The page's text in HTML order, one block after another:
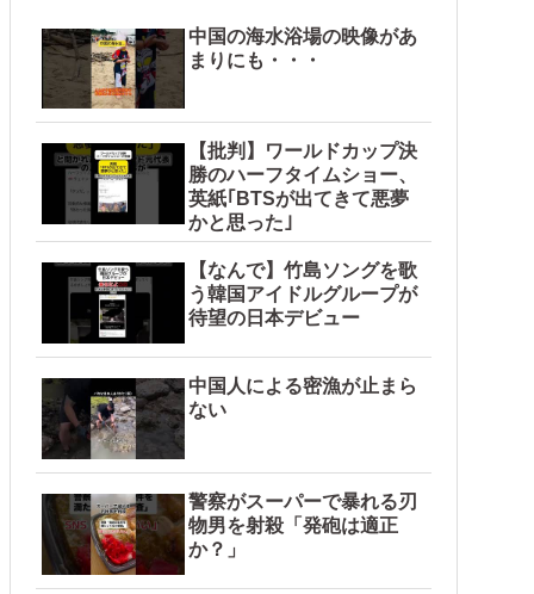
中国の海水浴場の映像があ
まりにも・・・
【批判】ワールドカップ決
勝のハーフタイムショー、
英紙｢BTSが出てきて悪夢
かと思った｣
【なんで】竹島ソングを歌
う韓国アイドルグループが
待望の日本デビュー
中国人による密漁が止まら
ない
警察がスーパーで暴れる刃
物男を射殺「発砲は適正
か？」